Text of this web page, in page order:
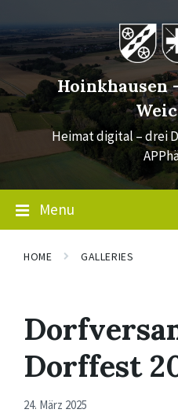
content
main
navigation
footer
Hoinkhausen
Heimat digital – drei
Menu
HOME GALLERIES
Dorffest
24. März 2025